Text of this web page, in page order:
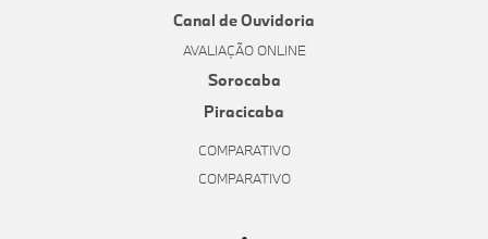
Canal de Ouvidoria
AVALIAÇÃO ONLINE
Sorocaba
Piracicaba
COMPARATIVO
COMPARATIVO